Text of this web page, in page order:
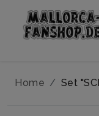
Home Set